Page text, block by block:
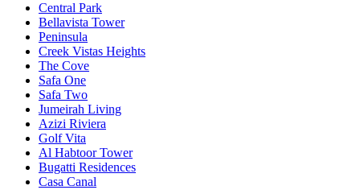
Central Park
Bellavista Tower
Peninsula
Creek Vistas Heights
The Cove
Safa One
Safa Two
Jumeirah Living
Azizi Riviera
Golf Vita
Al Habtoor Tower
Bugatti Residences
Casa Canal